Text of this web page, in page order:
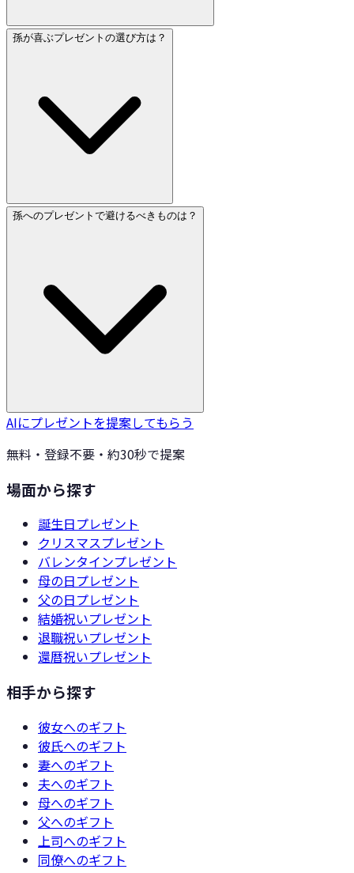
孫が喜ぶプレゼントの選び方は？
孫へのプレゼントで避けるべきものは？
AIにプレゼントを提案してもらう
無料・登録不要・約30秒で提案
場面から探す
誕生日プレゼント
クリスマスプレゼント
バレンタインプレゼント
母の日プレゼント
父の日プレゼント
結婚祝いプレゼント
退職祝いプレゼント
還暦祝いプレゼント
相手から探す
彼女へのギフト
彼氏へのギフト
妻へのギフト
夫へのギフト
母へのギフト
父へのギフト
上司へのギフト
同僚へのギフト